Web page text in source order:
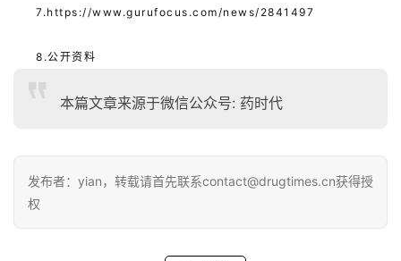
7.https://www.gurufocus.com/news/2841497
8.公开资料
本篇文章来源于微信公众号: 药时代
发布者：yian，转载请首先联系contact@drugtimes.cn获得授
权